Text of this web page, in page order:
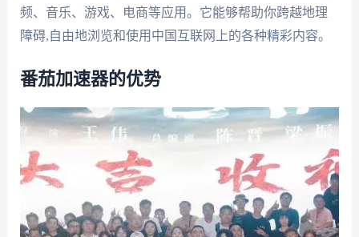
频、音乐、游戏、电商等应用。它能够帮助你跨越地理
障碍,自由地浏览和使用中国互联网上的各种精彩内容。
番茄加速器的优势